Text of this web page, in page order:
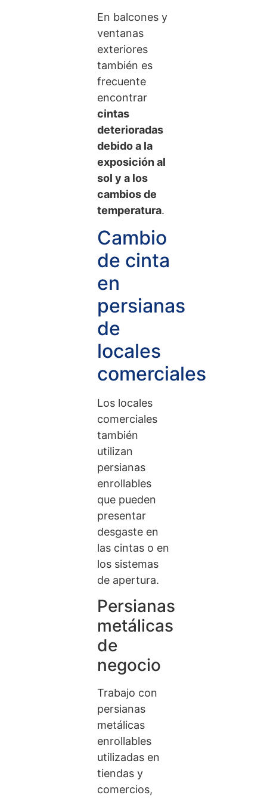
En balcones y
ventanas
exteriores
también es
frecuente
encontrar
cintas
deterioradas
debido a la
exposición al
sol y a los
cambios de
temperatura.
Cambio
de cinta
en
persianas
de
locales
comerciales
Los locales
comerciales
también
utilizan
persianas
enrollables
que pueden
presentar
desgaste en
las cintas o en
los sistemas
de apertura.
Persianas
metálicas
de
negocio
Trabajo con
persianas
metálicas
enrollables
utilizadas en
tiendas y
comercios,